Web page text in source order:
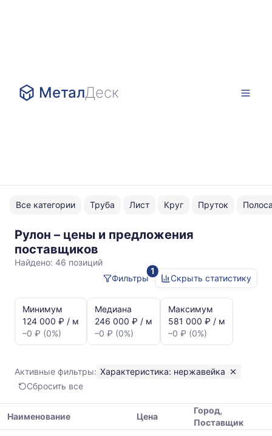
МеталДеск
Все категории Труба Лист Круг Пруток
Рулон – цены и предложения
поставщиков
Найдено: 46 позиций
1
Фильтры
Скрыть статистику
динамика
цен:
Рулон
Показаны
минимальная,
медианная
и
максимальная
Минимум
124 000 ₽ / м
–0 ₽ (0%)
Медиана
246 000 ₽ / м
–0 ₽ (0%)
Максимум
581 000 ₽ / м
–0 ₽ (0%)
Активные фильтры: Характеристика: нержавейка
Сбросить все
Наименование Цена
Город,
Поставщик